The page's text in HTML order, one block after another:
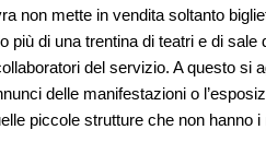
non mette in vendita soltanto
più di una trentina di teatri e di
del servizio. A questo si
delle manifestazioni o
piccole strutture che non hanno